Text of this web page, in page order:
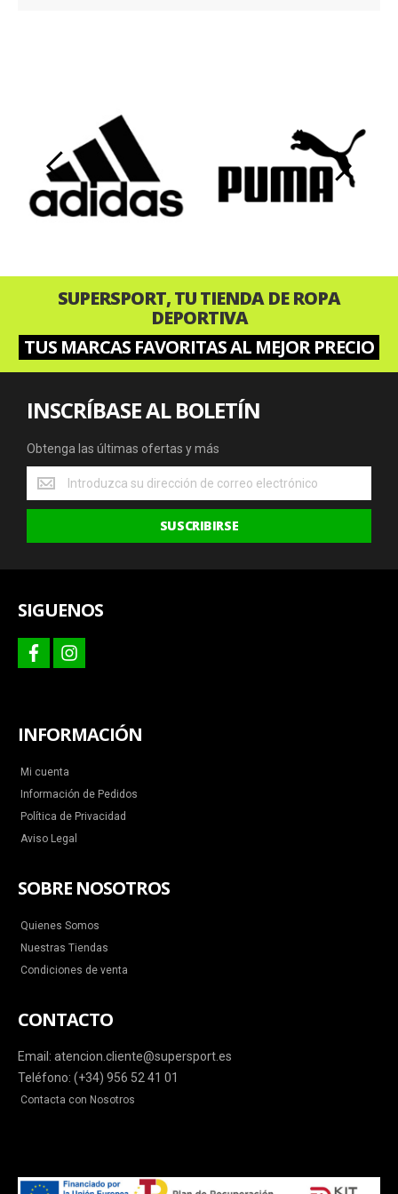
‹ ›
SUPERSPORT, TU TIENDA DE ROPA
DEPORTIVA
TUS MARCAS FAVORITAS AL MEJOR PRECIO
INSCRÍBASE AL BOLETÍN
Obtenga las últimas ofertas y más
Obtenga
las
últimas
y
SUSCRIBIRSE
SIGUENOS
facebookinstagram
INFORMACIÓN
Mi cuenta
Información de Pedidos
Política de Privacidad
Aviso Legal
SOBRE NOSOTROS
Quienes Somos
Nuestras Tiendas
Condiciones de venta
CONTACTO
Email: atencion.cliente@supersport.es
Teléfono: (+34) 956 52 41 01
Contacta con Nosotros